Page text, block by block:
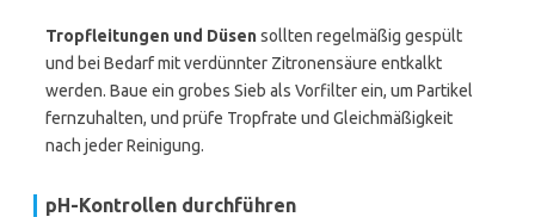
Tropfleitungen und Düsensollten regelmäßig gespült
und bei Bedarf mit verdünnter Zitronensäure entkalkt
werden. Baue ein grobes Sieb als Vorfilter ein, um Partikel
fernzuhalten, und prüfe Tropfrate und Gleichmäßigkeit
nach jeder Reinigung.
pH-Kontrollen durchführen